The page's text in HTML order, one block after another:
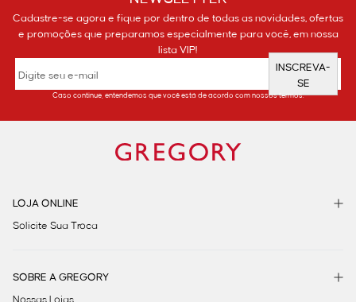
Cadastre-se agora e fique por dentro de todas as novidades, ofertas
e promoções que preparamos especialmente para você, em nossa
lista VIP!
INSCREVA-
SE
Caso continue, entendemos que você está de acordo com nossos termos.
LOJA ONLINE
Solicite Sua Troca
SOBRE A GREGORY